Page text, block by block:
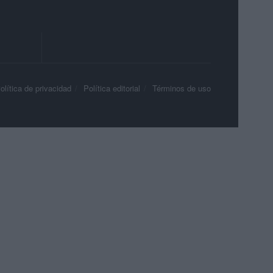
de privacidad Política editorial Términos de uso